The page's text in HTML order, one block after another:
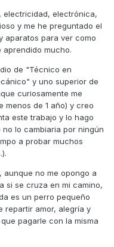
electricidad, electrónica,
y me he preguntado el
aparatos para ver como
mucho.
de "Técnico en
y uno superior de
curiosamente me
menos de 1 año) y creo
este trabajo y lo hago
lo cambiaria por ningún
a probar muchos
aunque no me opongo a
si se cruza en mi camino,
es un perro pequeño
repartir amor, alegría y
pagarle con la misma